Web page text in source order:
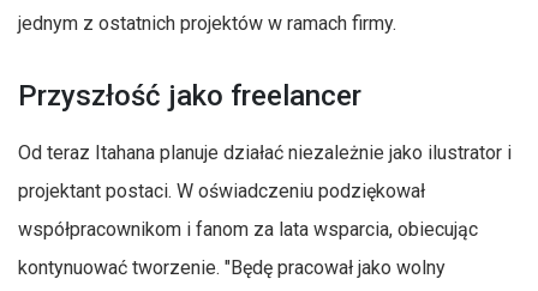
jednym z ostatnich projektów w ramach firmy.
Przyszłość jako freelancer
Od teraz Itahana planuje działać niezależnie jako ilustrator i
projektant postaci. W oświadczeniu podziękował
współpracownikom i fanom za lata wsparcia, obiecując
kontynuować tworzenie. "Będę pracował jako wolny